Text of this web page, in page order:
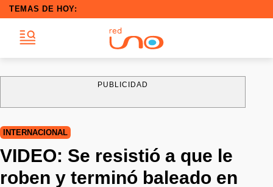
TEMAS DE HOY:
PUBLICIDAD
INTERNACIONAL
VIDEO: Se resistió a que le
roben y terminó baleado en